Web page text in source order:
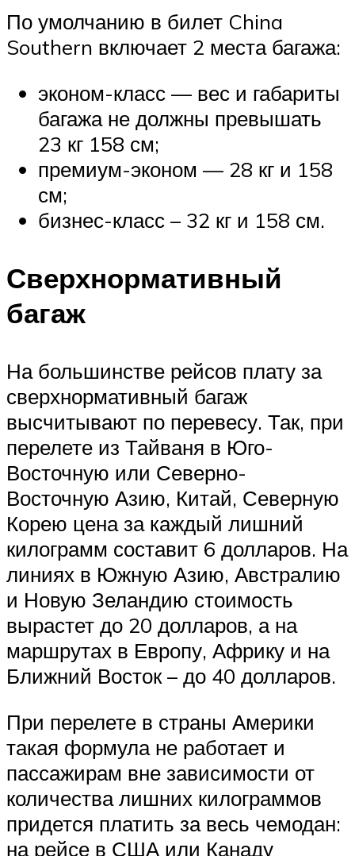
По умолчанию в билет China
Southern включает 2 места багажа:
эконом-класс — вес и габариты
багажа не должны превышать
23 кг 158 см;
премиум-эконом — 28 кг и 158
см;
бизнес-класс – 32 кг и 158 см.
Сверхнормативный
багаж
На большинстве рейсов плату за
сверхнормативный багаж
высчитывают по перевесу. Так, при
перелете из Тайваня в Юго-
Восточную или Северно-
Восточную Азию, Китай, Северную
Корею цена за каждый лишний
килограмм составит 6 долларов. На
линиях в Южную Азию, Австралию
и Новую Зеландию стоимость
вырастет до 20 долларов, а на
маршрутах в Европу, Африку и на
Ближний Восток – до 40 долларов.
При перелете в страны Америки
такая формула не работает и
пассажирам вне зависимости от
количества лишних килограммов
придется платить за весь чемодан:
на рейсе в США или Канаду